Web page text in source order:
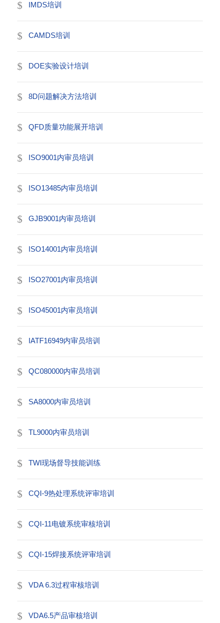
IMDS培训
CAMDS培训
DOE实验设计培训
8D问题解决方法培训
QFD质量功能展开培训
ISO9001内审员培训
ISO13485内审员培训
GJB9001内审员培训
ISO14001内审员培训
ISO27001内审员培训
ISO45001内审员培训
IATF16949内审员培训
QC080000内审员培训
SA8000内审员培训
TL9000内审员培训
TWI现场督导技能训练
CQI-9热处理系统评审培训
CQI-11电镀系统审核培训
CQI-15焊接系统评审培训
VDA 6.3过程审核培训
VDA6.5产品审核培训